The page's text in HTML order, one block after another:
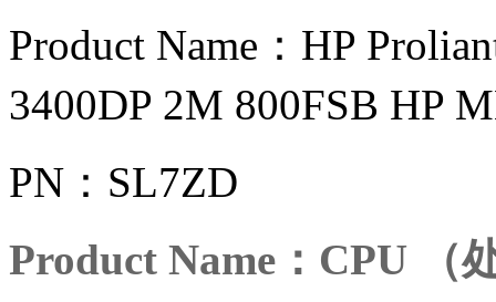
Product Name：HP
3400DP 2M 800FSB HP
PN：SL7ZD
Product Name：CPU （